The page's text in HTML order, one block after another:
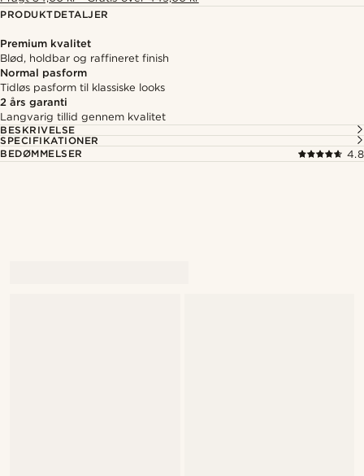
PRODUKTDETALJER
Premium kvalitet
Blød, holdbar og raffineret finish
Normal pasform
Tidløs pasform til klassiske looks
2 års garanti
Langvarig tillid gennem kvalitet
BESKRIVELSE
SPECIFIKATIONER
BEDØMMELSER
4.8